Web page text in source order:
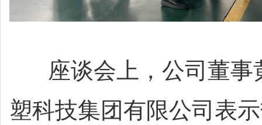
座谈会上，公司董事
塑科技集团有限公司表